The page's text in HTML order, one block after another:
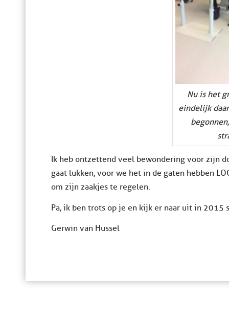
Nu is het
eindelijk
Ik heb ontzettend veel bewondering voor zijn
gaat lukken, voor we het in de gaten hebben
om zijn zaakjes te regelen.
Pa, ik ben trots op je en kijk er naar uit in 2015
Gerwin van Hussel